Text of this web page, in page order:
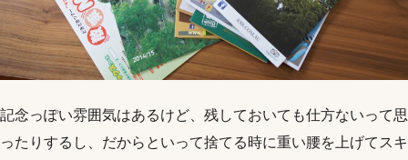
記念っぽい雰囲気はあるけど、残しておいても仕方ないって思
ったりするし、だからといって捨てる時に重い腰を上げてスキ